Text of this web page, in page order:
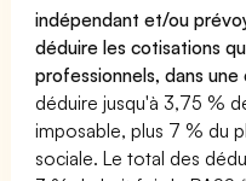
indépendant et/ou
déduire les cotisations
professionnels, dans
déduire jusqu'à 3,75 %
imposable, plus 7 % du
sociale. Le total des